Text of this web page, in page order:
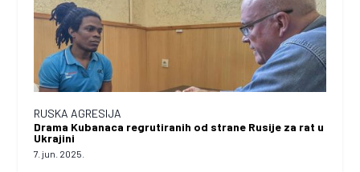
RUSKA AGRESIJA
Drama Kubanaca regrutiranih od strane Rusije za rat u
Ukrajini
7. jun. 2025.